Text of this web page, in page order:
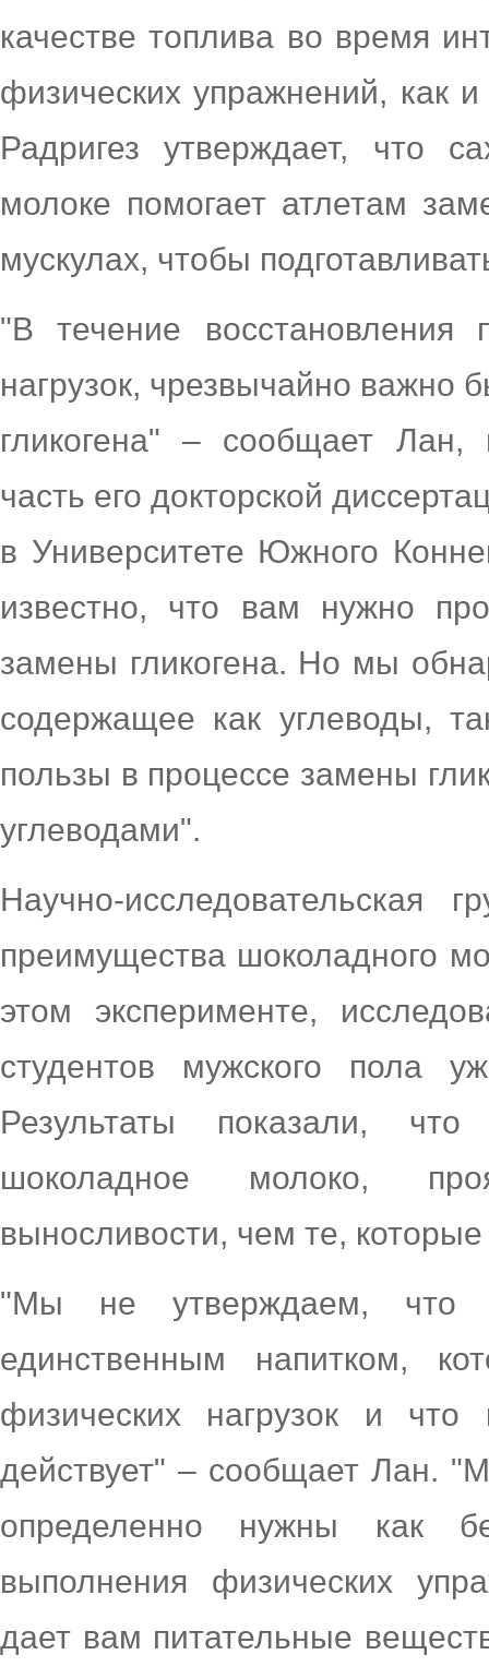
качестве топлива во время
физических упражнений, как
Радригез утверждает, что
молоке помогает атлетам
мускулах, чтобы
"В течение восстановления
нагрузок, чрезвычайно важно
гликогена" – сообщает Лан,
часть его докторской
в Университете Южного
известно, что вам нужно
замены гликогена. Но мы
содержащее как углеводы,
пользы в процессе замены
углеводами".
Научно-исследовательская
преимущества шоколадного
этом эксперименте,
студентов мужского пола
Результаты показали,
шоколадное молоко,
выносливости, чем те,
"Мы не утверждаем, что
единственным напитком,
физических нагрузок и
действует" – сообщает Лан.
определенно нужны как
выполнения физических
дает вам питательные